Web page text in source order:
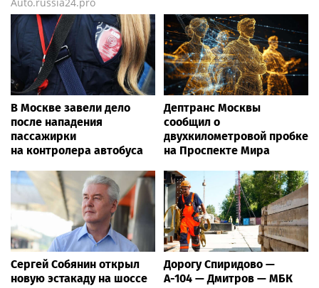
В Москве завели дело
после нападения
пассажирки
на контролера автобуса
Дептранс Москвы
сообщил о
двухкилометровой пробке
на Проспекте Мира
Сергей Собянин открыл
новую эстакаду на шоссе
Дорогу Спиридово —
А-104 — Дмитров — МБК